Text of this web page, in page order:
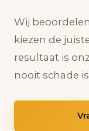
Wij
kiezen de
resultaat is
nooit schade